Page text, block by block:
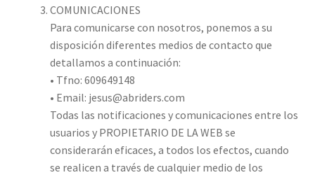
COMUNICACIONES
Para comunicarse con nosotros, ponemos a su
disposición diferentes medios de contacto que
detallamos a continuación:
• Tfno: 609649148
• Email: jesus@abriders.com
Todas las notificaciones y comunicaciones entre los
usuarios y PROPIETARIO DE LA WEB se
considerarán eficaces, a todos los efectos, cuando
se realicen a través de cualquier medio de los